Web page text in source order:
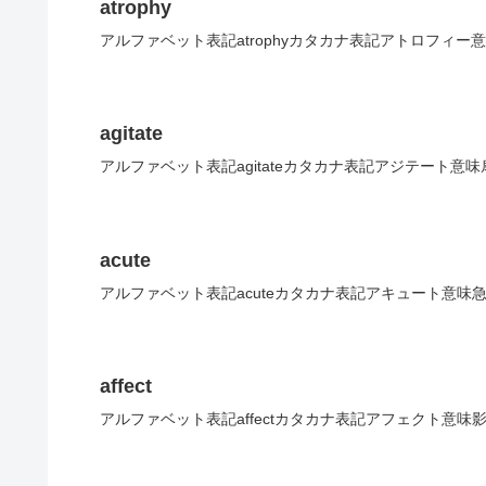
atrophy
アルファベット表記atrophyカタカナ表記アトロフィー
agitate
アルファベット表記agitateカタカナ表記アジテート意味
acute
アルファベット表記acuteカタカナ表記アキュート意味
affect
アルファベット表記affectカタカナ表記アフェクト意味